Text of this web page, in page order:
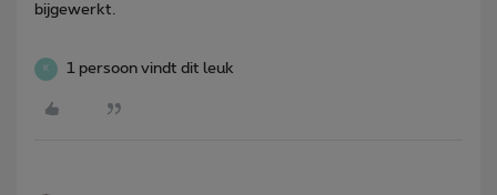
bijgewerkt.
K 1 persoon vindt dit leuk